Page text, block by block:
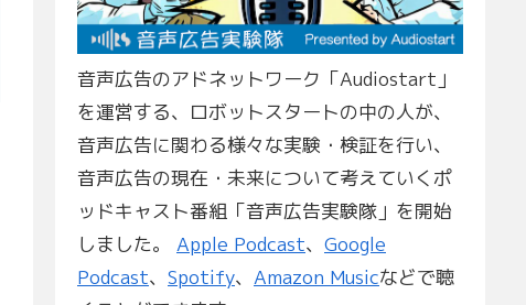
音声広告のアドネットワーク「Audiostart」
を運営する、ロボットスタートの中の人が、
音声広告に関わる様々な実験・検証を行い、
音声広告の現在・未来について考えていくポ
ッドキャスト番組「音声広告実験隊」を開始
しました。 Apple Podcast、 Google
Podcast、 Spotify、 Amazon Musicなどで聴